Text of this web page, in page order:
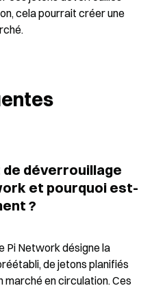
cela pourrait créer une
de déverrouillage
et pourquoi est-
?
Pi Network désigne la
de jetons planifiés
en circulation. Ces